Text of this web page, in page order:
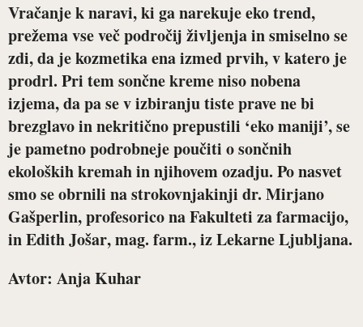
Vračanje k naravi, ki ga narekuje eko trend,
prežema vse več področij življenja in smiselno se
zdi, da je kozmetika ena izmed prvih, v katero je
prodrl. Pri tem sončne kreme niso nobena
izjema, da pa se v izbiranju tiste prave ne bi
brezglavo in nekritično prepustili ‘eko maniji’, se
je pametno podrobneje poučiti o sončnih
ekoloških kremah in njihovem ozadju. Po nasvet
smo se obrnili na strokovnjakinji dr. Mirjano
Gašperlin, profesorico na Fakulteti za farmacijo,
inEdith Jošar, mag. farm., iz Lekarne Ljubljana.
Avtor: Anja Kuhar